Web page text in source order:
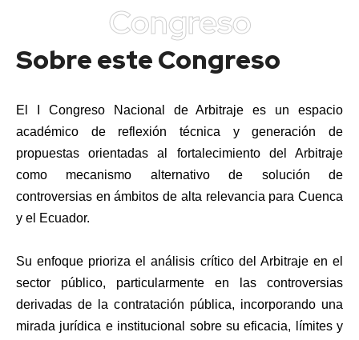
Congreso
Sobre este Congreso
El I Congreso Nacional de Arbitraje es un espacio
académico de reflexión técnica y generación de
propuestas orientadas al fortalecimiento del Arbitraje
como mecanismo alternativo de solución de
controversias en ámbitos de alta relevancia para Cuenca
y el Ecuador.
Su enfoque prioriza el análisis crítico del Arbitraje en el
sector público, particularmente en las controversias
derivadas de la contratación pública, incorporando una
mirada jurídica e institucional sobre su eficacia, límites y